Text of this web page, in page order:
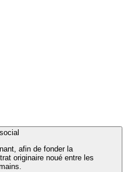
afin de fonder la
originaire noué entre les